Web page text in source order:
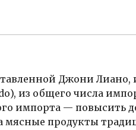
Джони Лиано,
из общего числа
импорта —
мясные продукты